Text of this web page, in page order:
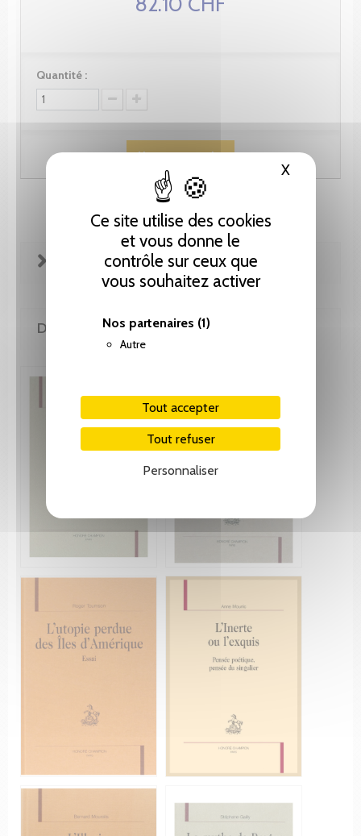
Ce site utilise des cookies
et vous donne le
contrôle sur ceux que
vous souhaitez activer
Nos partenaires (1)
Autre
Tout accepter
Tout refuser
Personnaliser
XMasquer
Quantité :
Ajouter au panier
FICHE TECHNIQUE
DE LA MÊME COLLECTION